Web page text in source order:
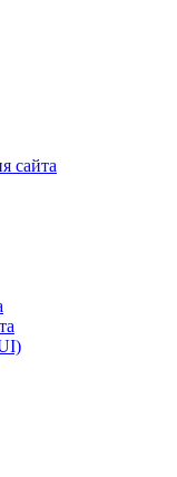
сайта